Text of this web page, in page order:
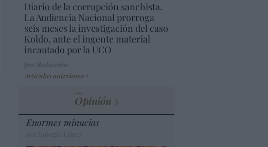
Diario de la corrupción sanchista.
La Audiencia Nacional prorroga
seis meses la investigación del caso
Koldo, ante el ingente material
incautado por la UCO
Artículos anteriores
Opinión
Enormes minucias